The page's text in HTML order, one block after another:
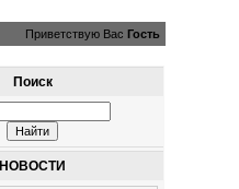
Приветствую Вас Гость
Поиск
НОВОСТИ